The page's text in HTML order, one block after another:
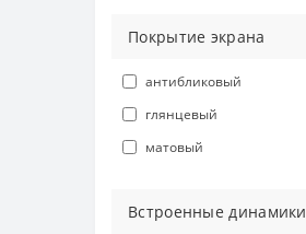
Покрытие экрана
антибликовый
глянцевый
матовый
Встроенные динамики